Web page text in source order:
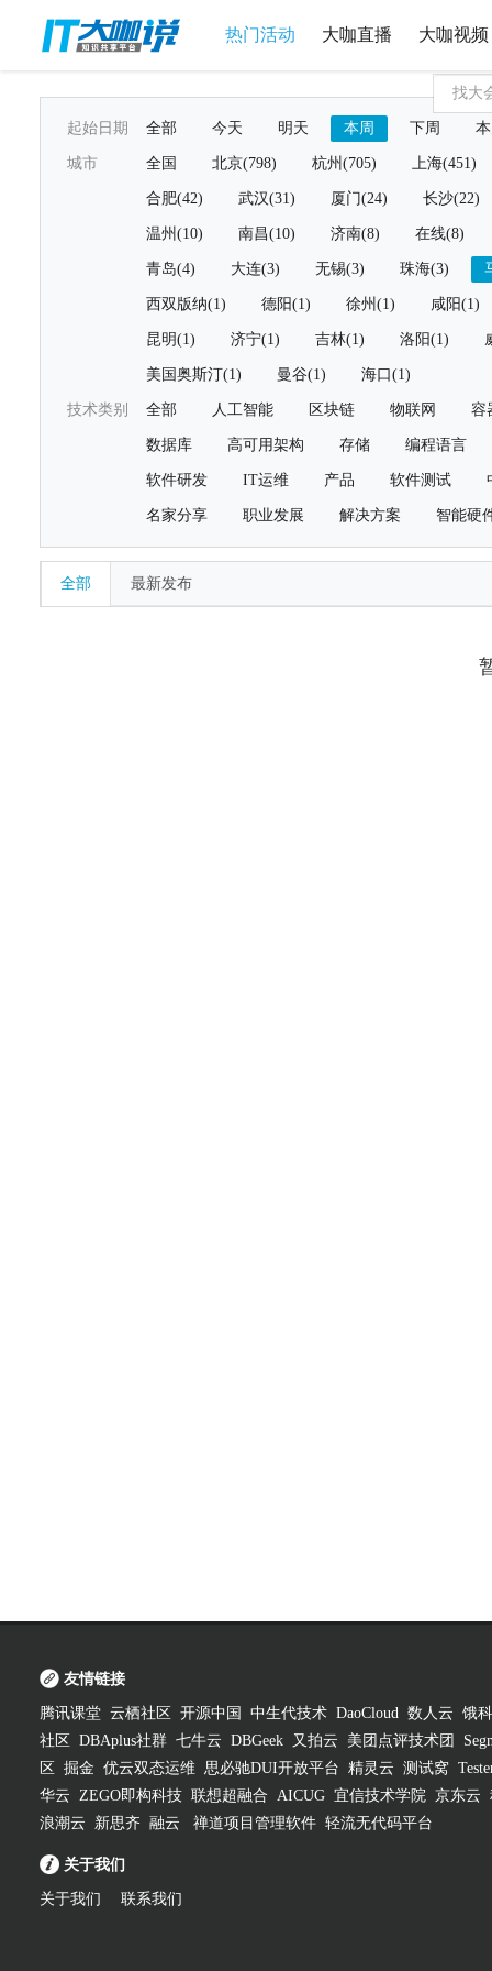
热门活动 大咖直播 大咖视频
起始日期 全部 今天 明天 本周 下周
城市 全国 北京(798) 杭州(705) 上海(451)
合肥(42) 武汉(31) 厦门(24) 长沙(22)
温州(10) 南昌(10) 济南(8) 在线(8)
青岛(4) 大连(3) 无锡(3) 珠海(3)
西双版纳(1) 德阳(1) 徐州(1) 咸阳(1)
昆明(1) 济宁(1) 吉林(1) 洛阳(1)
美国奥斯汀(1) 曼谷(1) 海口(1)
技术类别 全部 人工智能 区块链 物联网 容
数据库 高可用架构 存储 编程语言
软件研发 IT运维 产品 软件测试
名家分享 职业发展 解决方案 智能硬
全部 最新发布
友情链接
腾讯课堂 云栖社区 开源中国 中生代技术 DaoCloud 数人云 饿
社区
DBAplus社群 七牛云 DBGeek 又拍云 美团点评技术团
区
掘金 优云双态运维 思必驰DUI开放平台 精灵云 测试窝
华云 ZEGO即构科技 联想超融合 AICUG 宜信技术学院 京东云
浪潮云
新思齐 融云 禅道项目管理软件 轻流无代码平台
关于我们
关于我们 联系我们